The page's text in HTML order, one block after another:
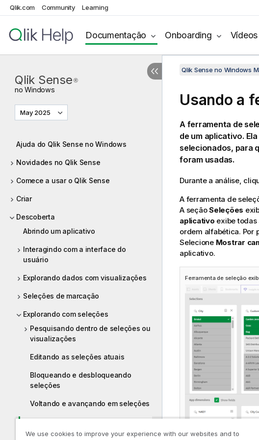
Qlik.com Community Learning
Documentação Onboarding Vídeos
Qlik Sense ®
noWindows
May 2025
Ajuda do Qlik Sense no Windows
Novidades no Qlik Sense
Comece a usar o Qlik Sense
Criar
Descoberta
Abrindo um aplicativo
Interagindo com a interface do
usuário
Explorando dados com visualizações
Seleções de marcação
Explorando com seleções
Pesquisando dentro de seleções ou
visualizações
Editando as seleções atuais
Bloqueando e desbloqueando
seleções
Voltando e avançando em seleções
Qlik Sense no Windows
Usando a
A ferramenta de
de um aplicativo.
selecionados, para
foram usadas.
Durante a análise,
A ferramenta de
A seçãoSeleções
aplicativo exibe todas
ordem alfabética. Por
Selecione Mostrar
aplicativo.
Ferramenta de seleção
We use cookies to improve your experience with our websites and to